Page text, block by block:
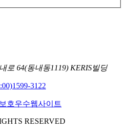
로 64(동내동1119) KERIS빌딩
1599-3122
RESERVED